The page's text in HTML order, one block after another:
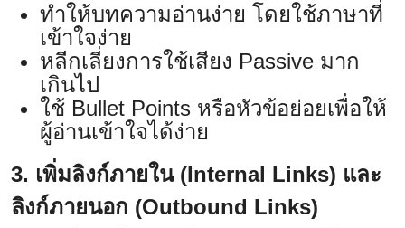
ทำให้บทความอ่านง่าย โดยใช้ภาษาที่
เข้าใจง่าย
หลีกเลี่ยงการใช้เสียง Passive มาก
เกินไป
ใช้ Bullet Points หรือหัวข้อย่อยเพื่อให้
ผู้อ่านเข้าใจได้ง่าย
3. เพิ่มลิงก์ภายใน (Internal Links) และ
ลิงก์ภายนอก (Outbound Links)